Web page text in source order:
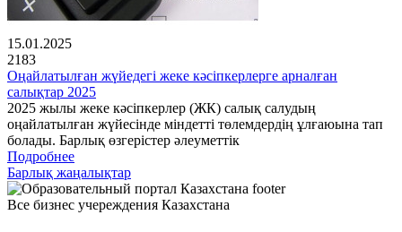
15.01.2025
2183
Оңайлатылған жүйедегі жеке кәсіпкерлерге арналған
салықтар 2025
2025 жылы жеке кәсіпкерлер (ЖК) салық салудың
оңайлатылған жүйесінде міндетті төлемдердің ұлғаюына тап
болады. Барлық өзгерістер әлеуметтік
Подробнее
Барлық жаңалықтар
Все бизнес учереждения Казахстана